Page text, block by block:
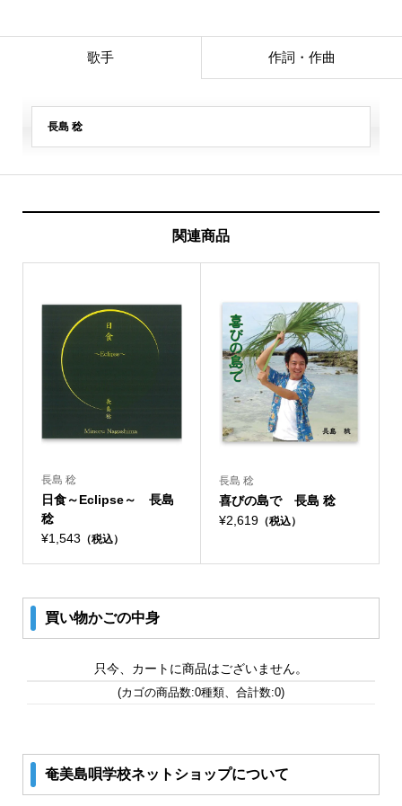
歌手 作詞・作曲
長島 稔
関連商品
長島 稔
日食～Eclipse～ 長島
稔
¥1,543 （税込）
長島 稔
喜びの島で 長島 稔
¥2,619 （税込）
買い物かごの中身
只今、カートに商品はございません。
(カゴの商品数:0種類、合計数:0)
奄美島唄学校ネットショップについて